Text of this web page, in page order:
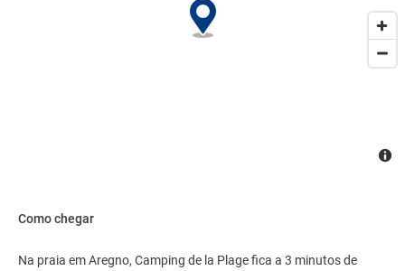
Como chegar
Na praia em Aregno, Camping de la Plage fica a 3 minutos de